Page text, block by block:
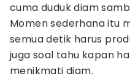
cuma duduk diam
Momen sederhana itu
semua detik harus
juga soal tahu kapan
menikmati diam.